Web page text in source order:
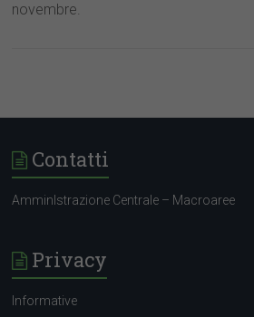
novembre.
Contatti
AmminIstrazione Centrale – Macroaree
Privacy
Informative